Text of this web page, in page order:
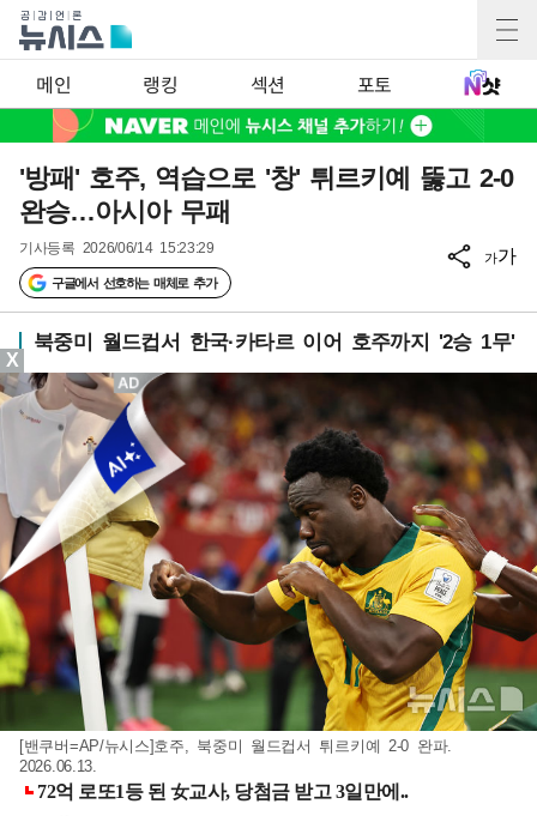
메인 랭킹 섹션 포토
'방패' 호주, 역습으로 '창' 튀르키예 뚫고 2-0
완승…아시아 무패
기사등록 2026/06/14 15:23:29
구글에서 선호하는 매체로 추가
가가
북중미 월드컵서 한국·카타르 이어 호주까지 '2승 1무'
[밴쿠버=AP/뉴시스]호주, 북중미 월드컵서 튀르키예 2-0 완파.
2026.06.13.
X